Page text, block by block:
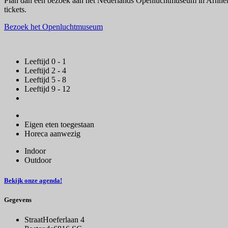
tickets.
Bezoek het Openluchtmuseum
Leeftijd 0 - 1
Leeftijd 2 - 4
Leeftijd 5 - 8
Leeftijd 9 - 12
Eigen eten toegestaan
Horeca aanwezig
Indoor
Outdoor
Bekijk onze agenda!
Gegevens
StraatHoeferlaan 4